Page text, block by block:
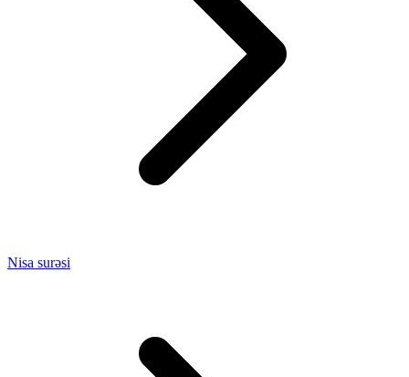
Nisa surəsi